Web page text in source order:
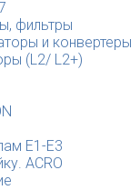
фильтры
и конвертеры
(L2/ L2+)
E1-E3
ACRO